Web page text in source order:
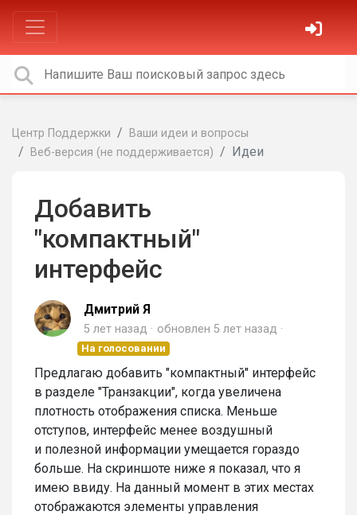
Центр Поддержки
Ваши идеи и вопросы
Веб-версия (не поддерживается)
Идеи
Добавить
"компактный"
интерфейс
Дмитрий Я
5 лет назад обновлен 5 лет назад
На голосовании
Предлагаю добавить "компактный" интерфейс
в разделе "Транзакции", когда увеличена
плотность отображения списка. Меньше
отступов, интерфейс менее воздушный
и полезной информации умещается гораздо
больше. На скриншоте ниже я показал, что я
имею ввиду. На данный момент в этих местах
отображаются элементы управления